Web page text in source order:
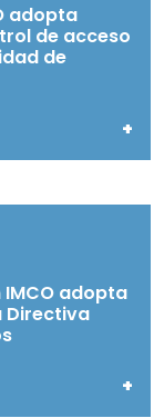
adopta
de acceso
de
+
adopta
Directiva
+